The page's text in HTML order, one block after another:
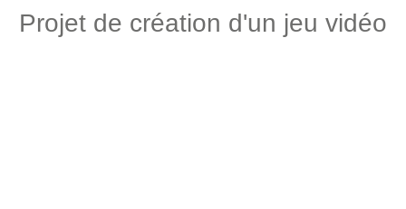
Projet de création d'un jeu vidéo